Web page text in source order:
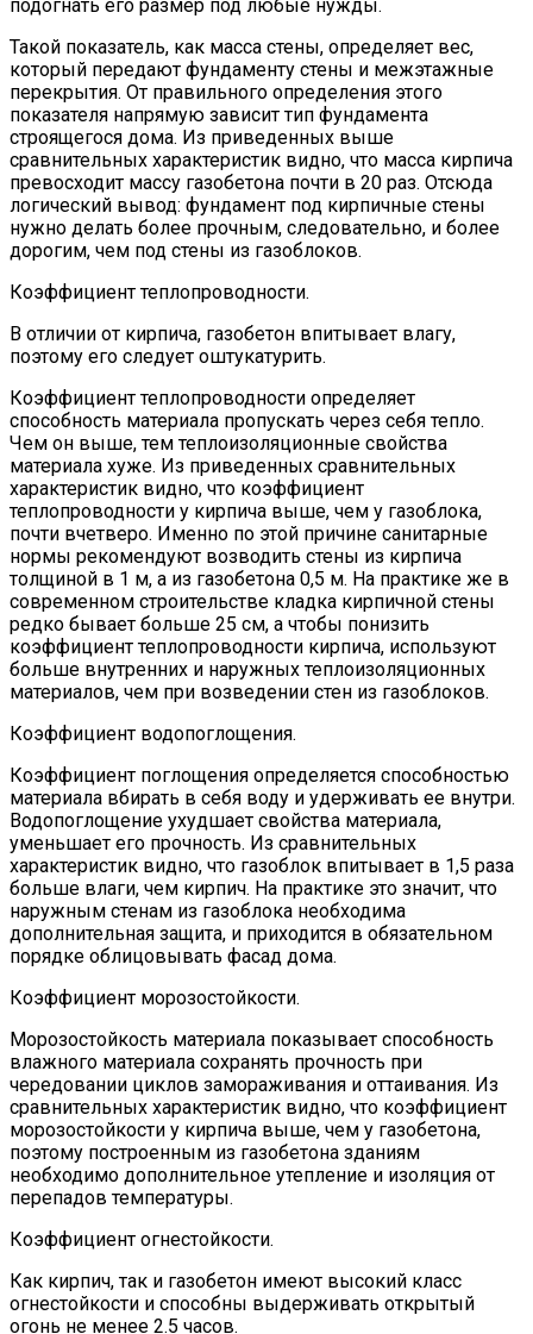
подогнать его размер под любые нужды.
Такой показатель, как масса стены, определяет вес,
который передают фундаменту стены и межэтажные
перекрытия. От правильного определения этого
показателя напрямую зависит тип фундамента
строящегося дома. Из приведенных выше
сравнительных характеристик видно, что масса кирпича
превосходит массу газобетона почти в 20 раз. Отсюда
логический вывод: фундамент под кирпичные стены
нужно делать более прочным, следовательно, и более
дорогим, чем под стены из газоблоков.
Коэффициент теплопроводности.
В отличии от кирпича, газобетон впитывает влагу,
поэтому его следует оштукатурить.
Коэффициент теплопроводности определяет
способность материала пропускать через себя тепло.
Чем он выше, тем теплоизоляционные свойства
материала хуже. Из приведенных сравнительных
характеристик видно, что коэффициент
теплопроводности у кирпича выше, чем у газоблока,
почти вчетверо. Именно по этой причине санитарные
нормы рекомендуют возводить стены из кирпича
толщиной в 1 м, а из газобетона 0,5 м. На практике же в
современном строительстве кладка кирпичной стены
редко бывает больше 25 см, а чтобы понизить
коэффициент теплопроводности кирпича, используют
больше внутренних и наружных теплоизоляционных
материалов, чем при возведении стен из газоблоков.
Коэффициент водопоглощения.
Коэффициент поглощения определяется способностью
материала вбирать в себя воду и удерживать ее внутри.
Водопоглощение ухудшает свойства материала,
уменьшает его прочность. Из сравнительных
характеристик видно, что газоблок впитывает в 1,5 раза
больше влаги, чем кирпич. На практике это значит, что
наружным стенам из газоблока необходима
дополнительная защита, и приходится в обязательном
порядке облицовывать фасад дома.
Коэффициент морозостойкости.
Морозостойкость материала показывает способность
влажного материала сохранять прочность при
чередовании циклов замораживания и оттаивания. Из
сравнительных характеристик видно, что коэффициент
морозостойкости у кирпича выше, чем у газобетона,
поэтому построенным из газобетона зданиям
необходимо дополнительное утепление и изоляция от
перепадов температуры.
Коэффициент огнестойкости.
Как кирпич, так и газобетон имеют высокий класс
огнестойкости и способны выдерживать открытый
огонь не менее 2.5 часов.